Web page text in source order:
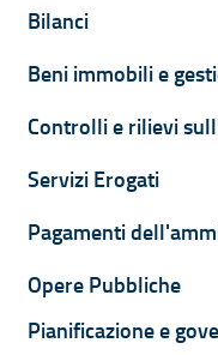
Bilanci
Beni immobili e
Controlli e rilievi
Servizi Erogati
Pagamenti
Opere Pubbliche
Pianificazione e